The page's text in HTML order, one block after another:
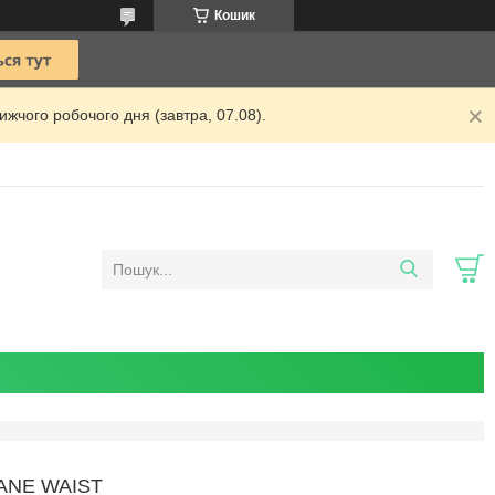
Кошик
робочого дня (завтра, 07.08).
WAIST